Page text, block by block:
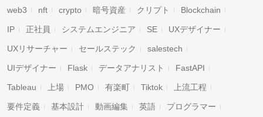
web3 nft crypto 暗号資産 クリプト Blockchain
IP 正社員 システムエンジニア SE UXデザイナー
UXリサーチャー セールステック salestech
UIデザイナー Flask データアナリスト FastAPI
Tableau 上場 PMO 有楽町 Tiktok 上流工程
要件定義 基本設計 動画編集 英語 プログラマー